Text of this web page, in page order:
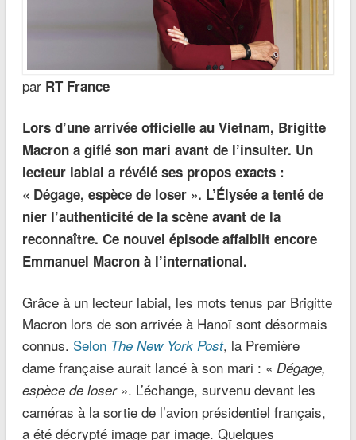
par RT France
Lors d’une arrivée officielle au Vietnam, Brigitte
Macron a giflé son mari avant de l’insulter. Un
lecteur labial a révélé ses propos exacts :
« Dégage, espèce de loser ». L’Élysée a tenté de
nier l’authenticité de la scène avant de la
reconnaître. Ce nouvel épisode affaiblit encore
Emmanuel Macron à l’international.
Grâce à un lecteur labial, les mots tenus par Brigitte
Macron lors de son arrivée à Hanoï sont désormais
connus. Selon The New York Post, la Première
dame française aurait lancé à son mari : « Dégage,
espèce de loser». L’échange, survenu devant les
caméras à la sortie de l’avion présidentiel français,
a été décrypté image par image. Quelques